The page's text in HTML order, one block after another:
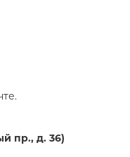
пр., д. 36)